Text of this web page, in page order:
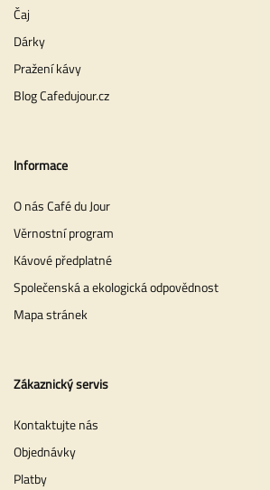
Čaj
Dárky
Pražení kávy
Blog Cafedujour.cz
Informace
O nás Café du Jour
Věrnostní program
Kávové předplatné
Společenská a ekologická odpovědnost
Mapa stránek
Zákaznický servis
Kontaktujte nás
Objednávky
Platby